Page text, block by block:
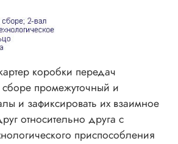
коробки передач
промежуточный и
и зафиксировать их взаимное
относительно друга с
приспособления